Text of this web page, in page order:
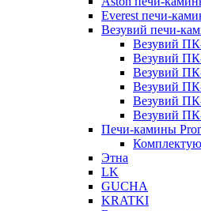
Everest печи-
Везувий печи-
Везувий
Везувий
Везувий
Везувий
Везувий
Везувий
Печи-камины
Этна
LK
GUCHA
KRATKI